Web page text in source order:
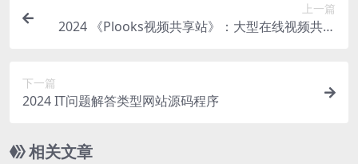
上一篇
2024 《Plooks视频共享站》：大型在线视频共享
下一篇
2024 IT问题解答类型网站源码程序
相关文章